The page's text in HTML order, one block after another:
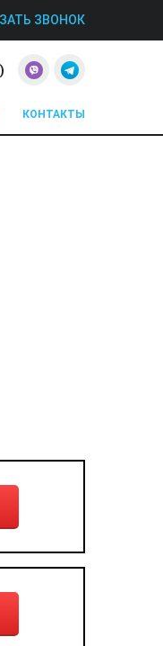
ЗВОНОК
КОНТАКТЫ